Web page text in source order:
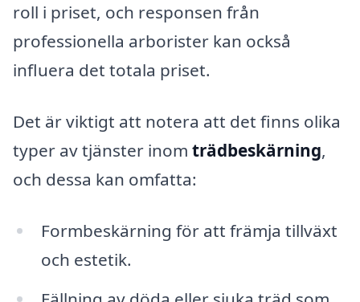
roll i priset, och responsen från
professionella arborister kan också
influera det totala priset.
Det är viktigt att notera att det finns olika
typer av tjänster inom trädbeskärning,
och dessa kan omfatta:
Formbeskärning för att främja tillväxt
och estetik.